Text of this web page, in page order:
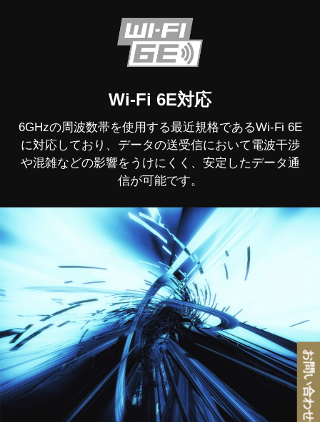
Wi-Fi 6E対応
6GHzの周波数帯を使用する最近規格であるWi-Fi 6E
に対応しており、データの送受信において電波干渉
や混雑などの影響をうけにくく、安定したデータ通
信が可能です。
お問い合わせ